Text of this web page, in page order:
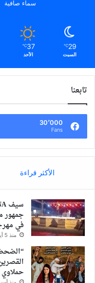
سماء صافية
29
℃
السبت
37
℃
الأحد
تابعنا
30٬000
Fans
الأكثر قراءة
جمهور
في
منذ 5 أيام
حملاوي